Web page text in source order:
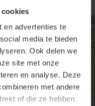
en advertenties te
media te bieden
Ook delen we
site met onze
en analyse. Deze
met andere
of die ze hebben
tuinplant af. U
al eerder: dit
bloemen). De
de vorst, maar
om de voet van
isolerend